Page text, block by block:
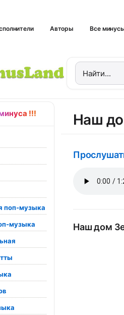
Авторы Все
!!!
поп-музыка
музыка
Наш
Наш дом